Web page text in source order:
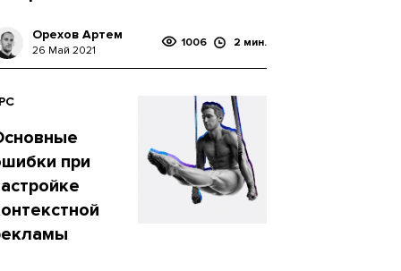
Орехов Артем
26 Май 2021
1006 2 мин.
при